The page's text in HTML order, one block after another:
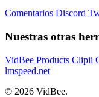
Comentarios Discord
Nuestras otras
VidBee Products Clipii
lmspeed.net
© 2026 VidBee.